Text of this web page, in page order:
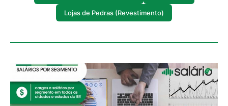
Lojas de Pedras (Revestimento)